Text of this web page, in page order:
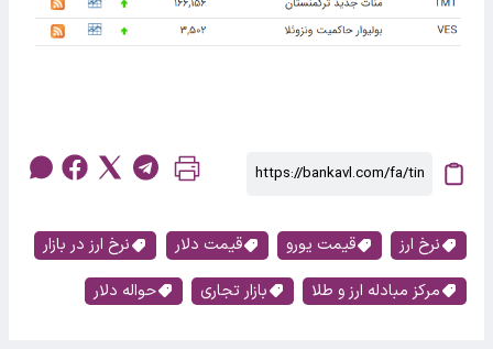
نرخ ارز قیمت یورو قیمت دلار
نرخ ارز در بازار
مرکز مبادله ارز و طلا
بازار تجاری حواله دلار